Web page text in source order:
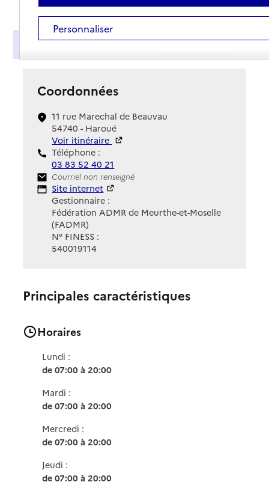
Présentation
Coordonnées
11 rue Marechal de Beauvau
54740 - Haroué
Voir itinéraire
Téléphone :
03 83 52 40 21
Contact
Courriel non renseigné
Site Internet
Site internet
Gestionnaire :
Fédération ADMR de Meurthe-et-Moselle
(FADMR)
N° FINESS :
540019114
Principales caractéristiques
Horaires
Lundi :
de 07:00 à 20:00
Mardi :
de 07:00 à 20:00
Mercredi :
de 07:00 à 20:00
Jeudi :
de 07:00 à 20:00
Personnaliser